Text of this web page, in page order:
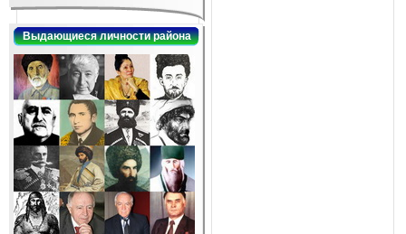
Выдающиеся личности района